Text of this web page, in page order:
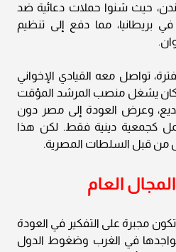
حيث شنوا حملات دعائية ضد
بريطانيا، مما دفع إلى تنظيم
تواصل معه القيادي الإخواني
كان يشغل منصب المرشد المؤقت
وعرض العودة إلى مصر دون
كجمعية دينية فقط. لكن هذا
من قبل السلطات المصرية.
العام
مجبرة على التفكير في العودة
في الغرب وضغوط الدول